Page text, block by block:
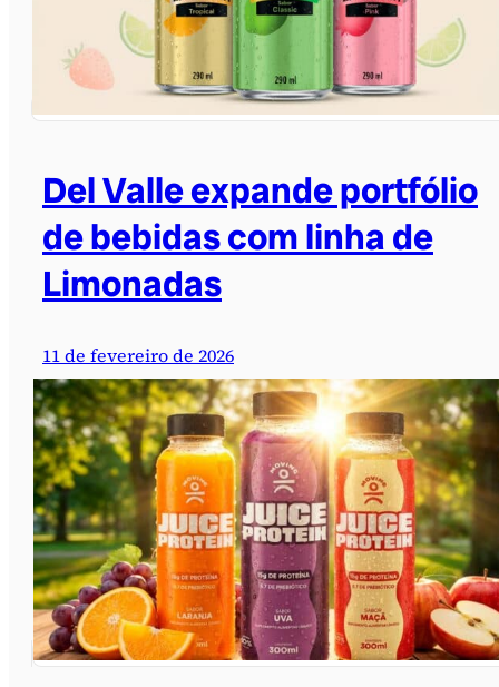
Del Valle expande portfólio
de bebidas com linha de
Limonadas
11 de fevereiro de 2026